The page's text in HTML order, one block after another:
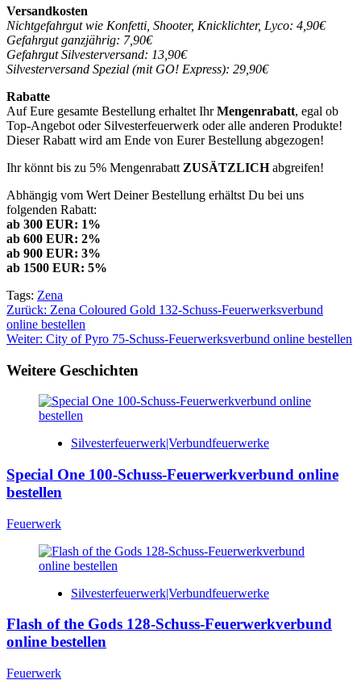
Versandkosten
Nichtgefahrgut wie Konfetti, Shooter, Knicklichter, Lyco: 4,90€
Gefahrgut ganzjährig: 7,90€
Gefahrgut Silvesterversand: 13,90€
Silvesterversand Spezial (mit GO! Express): 29,90€
Rabatte
Auf Eure gesamte Bestellung erhaltet IhrMengenrabatt, egal ob
Top-Angebot oder Silvesterfeuerwerk oder alle anderen Produkte!
Dieser Rabatt wird am Ende von Eurer Bestellung abgezogen!
Ihr könnt bis zu 5% Mengenrabatt ZUSÄTZLICHabgreifen!
Abhängig vom Wert Deiner Bestellung erhältst Du bei uns
folgenden Rabatt:
ab 300 EUR: 1%
ab 600 EUR: 2%
ab 900 EUR: 3%
ab 1500 EUR: 5%
Tags: Zena
Beitragsnavigation
Zurück: Zena Coloured Gold 132-Schuss-Feuerwerksverbund
online bestellen
Weiter: City of Pyro 75-Schuss-Feuerwerksverbund online bestellen
Weitere Geschichten
Silvesterfeuerwerk|Verbundfeuerwerke
Special One 100-Schuss-Feuerwerkverbund online
bestellen
Feuerwerk
Silvesterfeuerwerk|Verbundfeuerwerke
Flash of the Gods 128-Schuss-Feuerwerkverbund
online bestellen
Feuerwerk